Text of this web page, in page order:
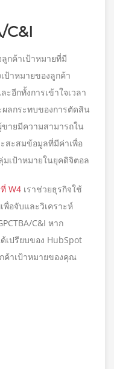
C&I
ลูกค้าเป้าหมายที่มี
ป้าหมายของลูกค้า
อีกทั้งการเข้าใจเวลา
ลกระทบของการตัดสิน
ายมีความสามารถใน
สะสมข้อมูลที่มีค่าเพื่อ
เป้าหมายในยุคดิจิตอล
W4 เราช่วยธุรกิจใช้
อจับและวิเคราะห์
C&I หาก
เปรียบของ HubSpot
ค้าเป้าหมายของคุณ